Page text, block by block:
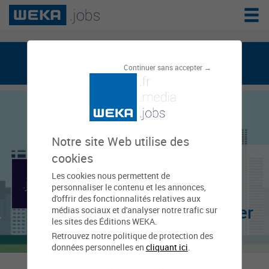
Continuer sans accepter →
Notre site Web utilise des
cookies
Les cookies nous permettent de
personnaliser le contenu et les annonces,
d'offrir des fonctionnalités relatives aux
médias sociaux et d'analyser notre trafic sur
les sites des Éditions WEKA.
Retrouvez notre politique de protection des
données personnelles en cliquant ici.
weka.jobs, le réseau de l'emploi public
Direction
départementale des
territoires et de la mer
(DDTM) - Hérault